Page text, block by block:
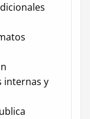
internas y